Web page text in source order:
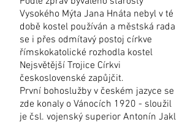
Vysokého Mýta Jana Hnáta nebyl v té
době kostel používán a městská rada
se i přes odmítavý postoj církve
římskokatolické rozhodla kostel
Nejsvětější Trojice Církvi
československé zapůjčit.
První bohoslužby v českém jazyce se
zde konaly o Vánocích 1920 - sloužil
je čsl. vojenský superior Antonín Jakl